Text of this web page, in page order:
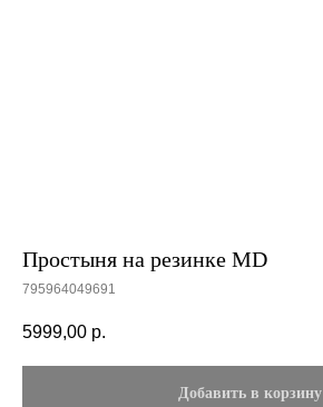
Простыня на резинке MD
795964049691
5999,00 р.
Добавить в корзину